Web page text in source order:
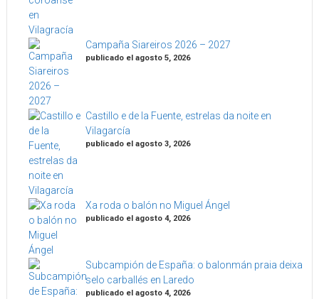
Campaña Siareiros 2026 – 2027
publicado el agosto 5, 2026
Castillo e de la Fuente, estrelas da noite en
Vilagarcía
publicado el agosto 3, 2026
Xa roda o balón no Miguel Ángel
publicado el agosto 4, 2026
Subcampión de España: o balonmán praia deixa
selo carballés en Laredo
publicado el agosto 4, 2026